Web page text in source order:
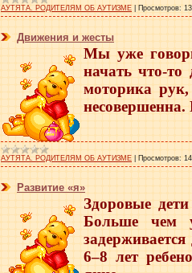
АУТЯТА. РОДИТЕЛЯМ ОБ АУТИЗМЕ Просмотров:
Движения и жесты
Мы уже
начать что-
моторика
несовершенна.
АУТЯТА. РОДИТЕЛЯМ ОБ АУТИЗМЕ Просмотров:
Развитие «я»
Здоровые
Больше чем
6–8 лет